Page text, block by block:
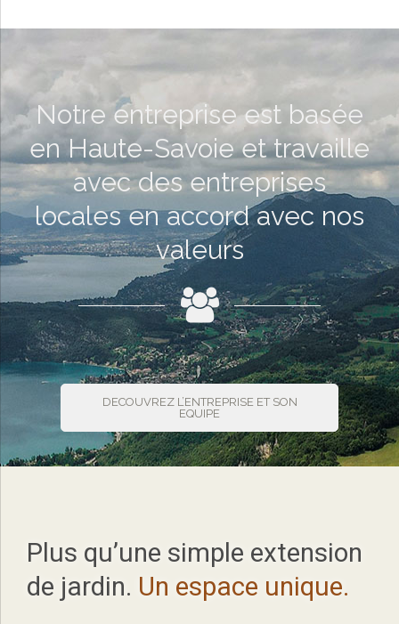
Notre entreprise est basée
en Haute-Savoie et travaille
avec des entreprises
locales en accord avec nos
valeurs
DECOUVREZ L’ENTREPRISE ET SON
EQUIPE
Plus qu’une simple extension
de jardin. Un espace unique.